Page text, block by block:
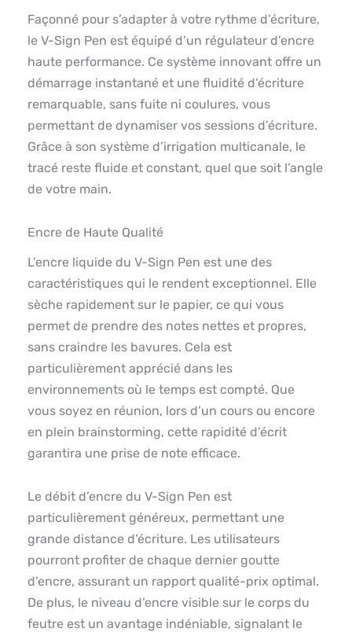
Façonné pour s’adapter à votre rythme d’écriture,
le V-Sign Pen est équipé d’un régulateur d’encre
haute performance. Ce système innovant offre un
démarrage instantané et une fluidité d’écriture
remarquable, sans fuite ni coulures, vous
permettant de dynamiser vos sessions d’écriture.
Grâce à son système d’irrigation multicanale, le
tracé reste fluide et constant, quel que soit l’angle
de votre main.
Encre de Haute Qualité
L’encre liquide du V-Sign Pen est une des
caractéristiques qui le rendent exceptionnel. Elle
sèche rapidement sur le papier, ce qui vous
permet de prendre des notes nettes et propres,
sans craindre les bavures. Cela est
particulièrement apprécié dans les
environnements où le temps est compté. Que
vous soyez en réunion, lors d’un cours ou encore
en plein brainstorming, cette rapidité d’écrit
garantira une prise de note efficace.
Le débit d’encre du V-Sign Pen est
particulièrement généreux, permettant une
grande distance d’écriture. Les utilisateurs
pourront profiter de chaque dernier goutte
d’encre, assurant un rapport qualité-prix optimal.
De plus, le niveau d’encre visible sur le corps du
feutre est un avantage indéniable, signalant le